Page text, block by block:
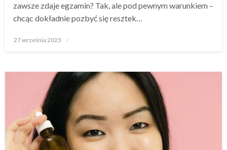
zawsze zdaje egzamin? Tak, ale pod pewnym warunkiem –
chcąc dokładnie pozbyć się resztek…
Opublikowane
27 września 2023